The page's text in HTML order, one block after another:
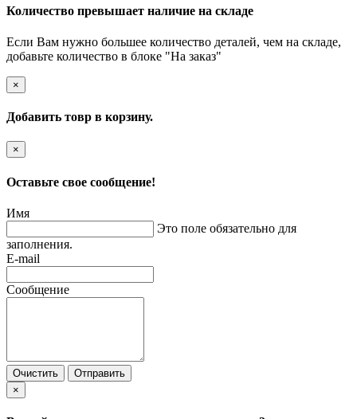
Количество превышает наличие на складе
Если Вам нужно большее количество деталей, чем на складе,
добавьте количество в блоке "На заказ"
×
Добавить товр в корзину.
×
Оставьте свое сообщение!
Имя
Это поле обязательно для
заполнения.
E-mail
Сообщение
Очистить
Отправить
×